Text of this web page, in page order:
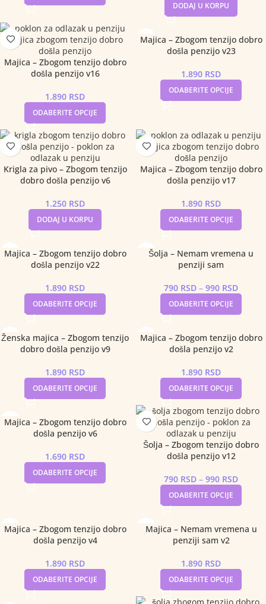
DODAJ U KORPU
Majica – Zbogom tenzijo dobro
došla penzijo v16
1.890 RSD
ODABERITE OPCIJE
Majica – Zbogom tenzijo dobro
došla penzijo v23
1.890 RSD
ODABERITE OPCIJE
Krigla za pivo – Zbogom tenzijo
dobro došla penzijo v6
1.250 RSD
DODAJ U KORPU
Majica – Zbogom tenzijo dobro
došla penzijo v17
1.890 RSD
ODABERITE OPCIJE
Majica – Zbogom tenzijo dobro
došla penzijo v22
1.890 RSD
ODABERITE OPCIJE
Šolja – Nemam vremena u
penziji sam
790 RSD – 990 RSD
ODABERITE OPCIJE
Ženska majica – Zbogom tenzijo
dobro došla penzijo v9
1.890 RSD
ODABERITE OPCIJE
Majica – Zbogom tenzijo dobro
došla penzijo v2
1.890 RSD
ODABERITE OPCIJE
Majica – Zbogom tenzijo dobro
došla penzijo v6
1.690 RSD
ODABERITE OPCIJE
Šolja – Zbogom tenzijo dobro
došla penzijo v12
790 RSD – 990 RSD
ODABERITE OPCIJE
Majica – Zbogom tenzijo dobro
došla penzijo v4
1.890 RSD
ODABERITE OPCIJE
Majica – Nemam vremena u
penziji sam v2
1.890 RSD
ODABERITE OPCIJE